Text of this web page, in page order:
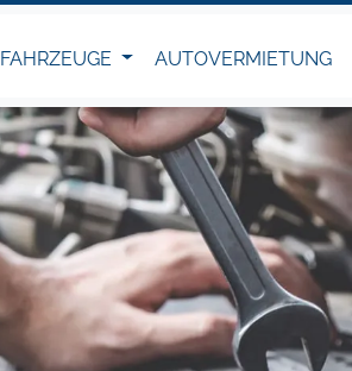
FAHRZEUGE AUTOVERMIETUNG